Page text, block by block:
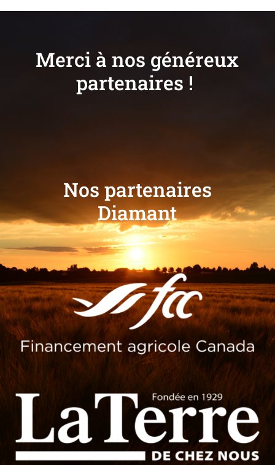
Merci à nos généreux
partenaires !
Nos partenaires
Diamant